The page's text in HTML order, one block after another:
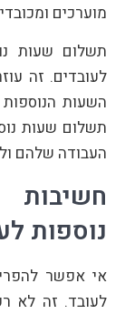
מוערכים
תשלום שעות
לעובדים. זה
השעות
תשלום שעות
העבודה שלהם
נוספות
אי אפשר
לעובד. זה לא